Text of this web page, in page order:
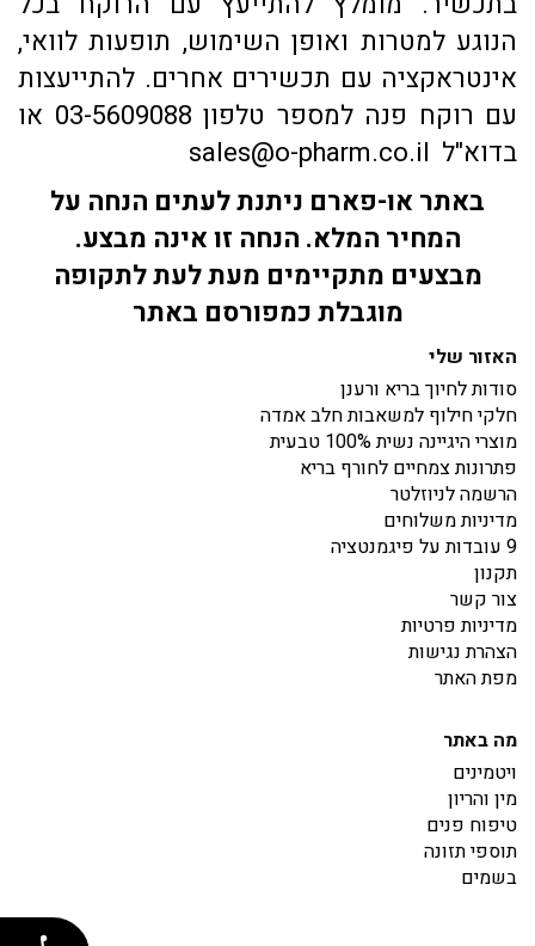
הנוגע למטרות ואופן השימוש, תופעות לוואי,
אינטראקציה עם תכשירים אחרים. להתייעצות
עם רוקח פנה למספר טלפון 03-5609088 או
בדוא"ל sales@o-pharm.co.il
באתר או-פארם ניתנת לעתים הנחה על
המחיר המלא. הנחה זו אינה מבצע.
מבצעים מתקיימים מעת לעת לתקופה
מוגבלת כמפורסם באתר
האזור שלי
סודות לחיוך בריא ורענן
חלקי חילוף למשאבות חלב אמדה
מוצרי היגיינה נשית 100% טבעית
פתרונות צמחיים לחורף בריא
הרשמה לניוזלטר
מדיניות משלוחים
9 עובדות על פיגמנטציה
תקנון
צור קשר
מדיניות פרטיות
הצהרת נגישות
מפת האתר
מה באתר
ויטמינים
מין והריון
טיפוח פנים
תוספי תזונה
בשמים